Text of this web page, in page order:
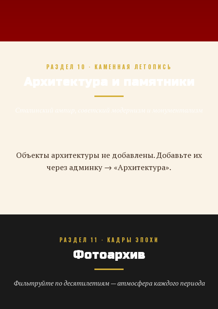
РАЗДЕЛ 10 · КАМЕННАЯ ЛЕТОПИСЬ
Архитектура и памятники
Объекты архитектуры не добавлены. Добавьте их
через админку → «Архитектура».
РАЗДЕЛ 11 · КАДРЫ ЭПОХИ
Фотоархив
Фильтруйте по десятилетиям — атмосфера каждого периода